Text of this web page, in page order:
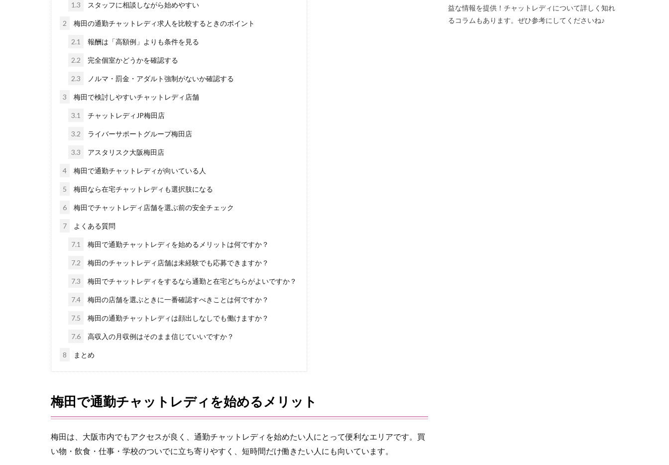
1.3 スタッフに相談しながら始めやすい
2 梅田の通勤チャットレディ求人を比較するときのポイント
2.1 報酬は「高額例」よりも条件を見る
2.2 完全個室かどうかを確認する
2.3 ノルマ・罰金・アダルト強制がないか確認する
3 梅田で検討しやすいチャットレディ店舗
3.1 チャットレディJP梅田店
3.2 ライバーサポートグループ梅田店
3.3 アスタリスク大阪梅田店
4 梅田で通勤チャットレディが向いている人
5 梅田なら在宅チャットレディも選択肢になる
6 梅田でチャットレディ店舗を選ぶ前の安全チェック
7 よくある質問
7.1 梅田で通勤チャットレディを始めるメリットは何ですか？
7.2 梅田のチャットレディ店舗は未経験でも応募できますか？
7.3 梅田でチャットレディをするなら通勤と在宅どちらがよいですか？
7.4 梅田の店舗を選ぶときに一番確認すべきことは何ですか？
7.5 梅田の通勤チャットレディは顔出しなしでも働けますか？
7.6 高収入の月収例はそのまま信じていいですか？
8 まとめ
梅田で通勤チャットレディを始めるメリット
梅田は、大阪市内でもアクセスが良く、通勤チャットレディを始めたい人にとって便利なエリアです。買
い物・飲食・仕事・学校のついでに立ち寄りやすく、短時間だけ働きたい人にも向いています。
益な情報を提供！チャットレディについて詳しく知れ
るコラムもあります。ぜひ参考にしてくださいね♪